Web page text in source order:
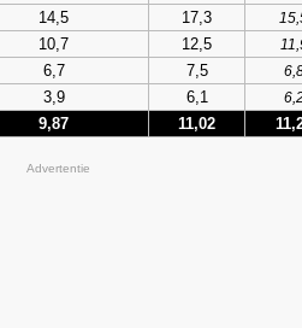
14,5 17,3
10,7 12,5
6,7 7,5
3,9 6,1
9,87 11,02
Advertentie